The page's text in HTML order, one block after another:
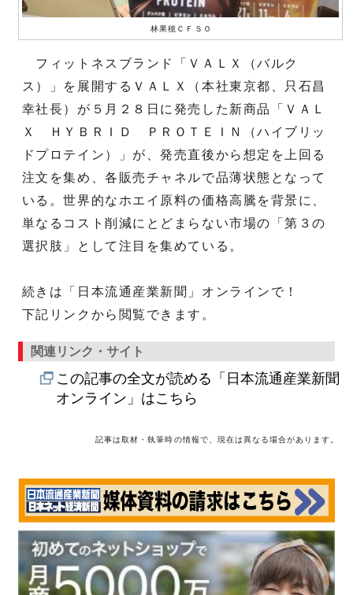
林果穂ＣＦＳＯ
フィットネスブランド「ＶＡＬＸ（バルク
ス）」を展開するＶＡＬＸ（本社東京都、只石昌
幸社長）が５月２８日に発売した新商品「ＶＡＬ
Ｘ ＨＹＢＲＩＤ ＰＲＯＴＥＩＮ（ハイブリッ
ドプロテイン）」が、発売直後から想定を上回る
注文を集め、各販売チャネルで品薄状態となって
いる。世界的なホエイ原料の価格高騰を背景に、
単なるコスト削減にとどまらない市場の「第３の
選択肢」として注目を集めている。
続きは「日本流通産業新聞」オンラインで！
下記リンクから閲覧できます。
関連リンク・サイト
この記事の全文が読める「日本流通産業新聞
オンライン」はこちら
記事は取材・執筆時の情報で、現在は異なる場合があります。